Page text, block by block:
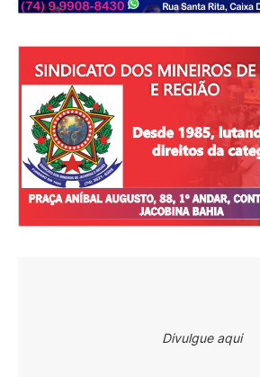
Divulgue aqui